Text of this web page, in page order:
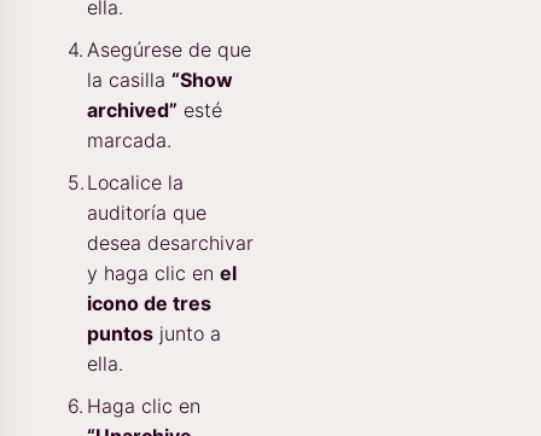
ella.
Asegúrese de que
la casilla “Show
archived” esté
marcada.
Localice la
auditoría que
desea desarchivar
y haga clic en el
icono de tres
puntos junto a
ella.
Haga clic en